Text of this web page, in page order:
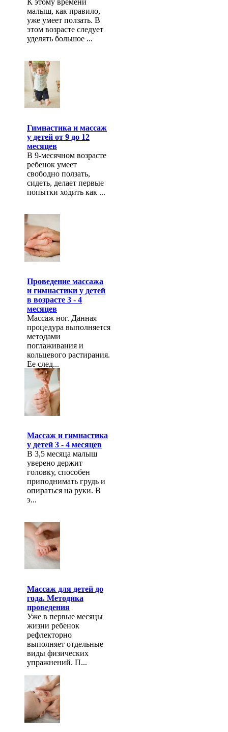
К этому времени
малыш, как правило,
уже умеет ползать. В
этом возрасте следует
уделять большое ...
Гимнастика и массаж
у детей от 9 до 12
месяцев
В 9-месячном возрасте
ребенок умеет
свободно ползать,
сидеть, делает первые
попытки ходить как ...
Проведение массажа
и гимнастики у детей
в возрасте 3 - 4
месяцев
Массаж ног. Данная
процедура выполняется
методами
поглаживания и
кольцевого растирания.
Ее след...
Массаж и гимнастика
у детей 3 - 4 месяцев
В 3,5 месяца малыш
уверено держит
головку, способен
приподнимать грудь и
опираться на руки. В
э...
Массаж для детей до
года. Методика
проведения
Уже в первые месяцы
жизни ребенок
рефлекторно
выполняет отдельные
виды физических
упражнений. П...